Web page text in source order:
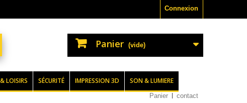
Connexion
Panier (vide)
LOISIRS SÉCURITÉ IMPRESSION 3D SON & LUMIERE
Panier contact